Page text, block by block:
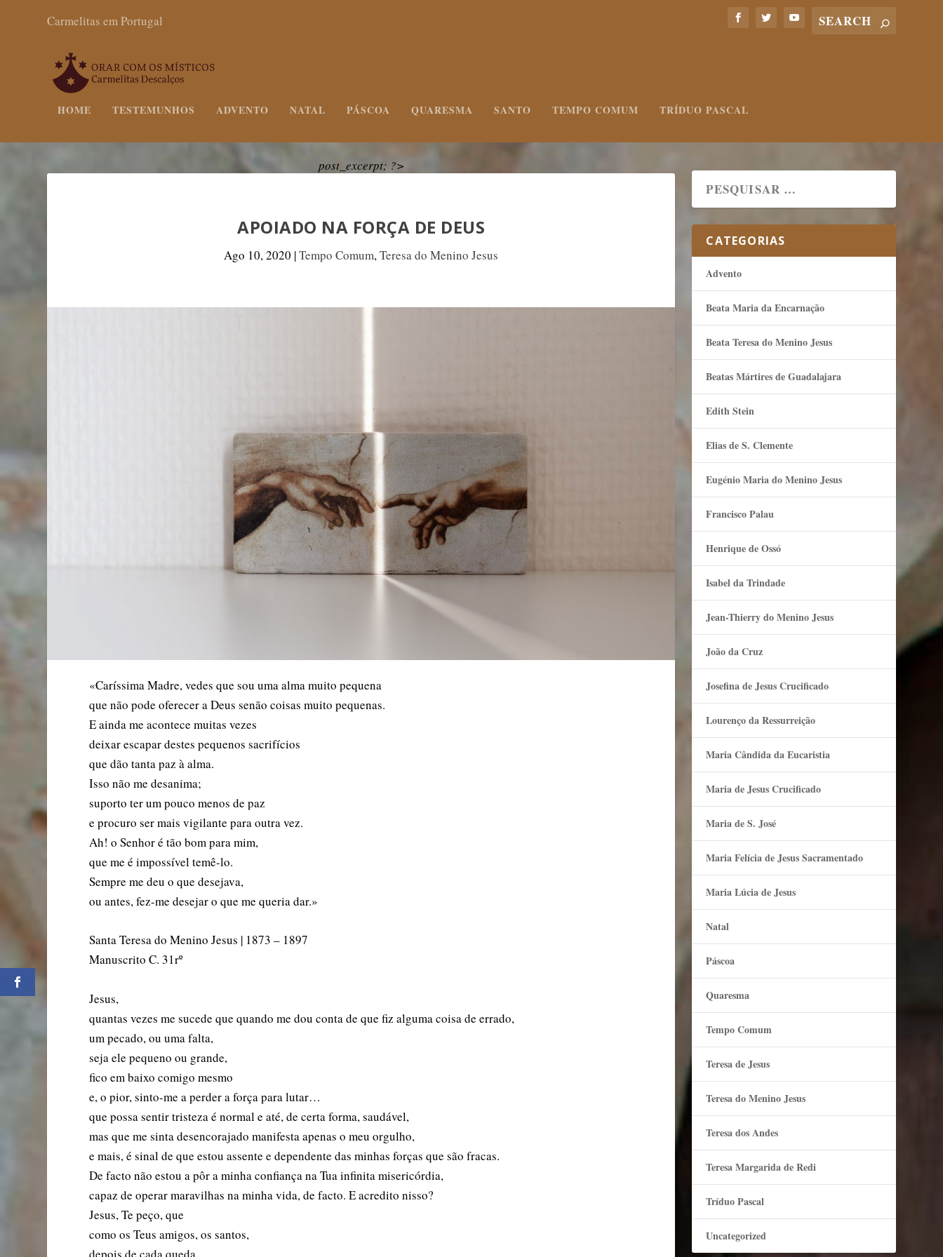
Carmelitas em Portugal
HOME TESTEMUNHOS ADVENTO NATAL PÁSCOA QUARESMA SANTO TEMPO COMUM TRÍDUO PASCAL
post_excerpt; ?>
APOIADO NA FORÇA DE DEUS
Ago 10, 2020 |Tempo Comum,Teresa do Menino Jesus
«Caríssima Madre, vedes que sou uma alma muito pequena
que não pode oferecer a Deus senão coisas muito pequenas.
E ainda me acontece muitas vezes
deixar escapar destes pequenos sacrifícios
que dão tanta paz à alma.
Isso não me desanima;
suporto ter um pouco menos de paz
e procuro ser mais vigilante para outra vez.
Ah! o Senhor é tão bom para mim,
que me é impossível temê-lo.
Sempre me deu o que desejava,
ou antes, fez-me desejar o que me queria dar.»
Santa Teresa do Menino Jesus | 1873 – 1897
Manuscrito C. 31rº
Jesus,
quantas vezes me sucede que quando me dou conta de que fiz alguma coisa de errado,
um pecado, ou uma falta,
seja ele pequeno ou grande,
fico em baixo comigo mesmo
e, o pior, sinto-me a perder a força para lutar…
que possa sentir tristeza é normal e até, de certa forma, saudável,
mas que me sinta desencorajado manifesta apenas o meu orgulho,
e mais, é sinal de que estou assente e dependente das minhas forças que são fracas.
De facto não estou a pôr a minha confiança na Tua infinita misericórdia,
capaz de operar maravilhas na minha vida, de facto. E acredito nisso?
Jesus, Te peço, que
como os Teus amigos, os santos,
depois de cada queda,
CATEGORIAS
Advento
Beata Maria da Encarnação
Beata Teresa do Menino Jesus
Beatas Mártires de Guadalajara
Edith Stein
Elias de S. Clemente
Eugénio Maria do Menino Jesus
Francisco Palau
Henrique de Ossó
Isabel da Trindade
Jean-Thierry do Menino Jesus
João da Cruz
Josefina de Jesus Crucificado
Lourenço da Ressurreição
Maria Cândida da Eucaristia
Maria de Jesus Crucificado
Maria de S. José
Maria Felí­cia de Jesus Sacramentado
Maria Lúcia de Jesus
Natal
Páscoa
Quaresma
Tempo Comum
Teresa de Jesus
Teresa do Menino Jesus
Teresa dos Andes
Teresa Margarida de Redi
Tríduo Pascal
Uncategorized